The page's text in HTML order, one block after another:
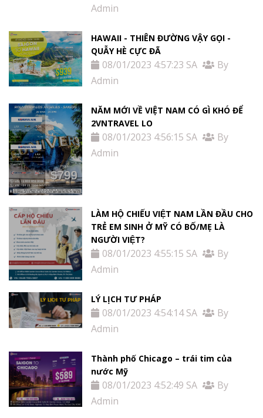
Admin
HAWAII - THIÊN ĐƯỜNG VẬY GỌI -
QUẪY HÈ CỰC ĐÃ
08/01/2023 4:57:23 SA
By
Admin
NĂM MỚI VỀ VIỆT NAM CÓ GÌ KHÓ ĐỂ
2VNTRAVEL LO
08/01/2023 4:56:15 SA
By
Admin
LÀM HỘ CHIẾU VIỆT NAM LẦN ĐẦU CHO
TRẺ EM SINH Ở MỸ CÓ BỐ/MẸ LÀ
NGƯỜI VIỆT?
08/01/2023 4:55:15 SA
By
Admin
LÝ LỊCH TƯ PHÁP
08/01/2023 4:54:14 SA
By
Admin
Thành phố Chicago – trái tim của
nước Mỹ
08/01/2023 4:52:49 SA
By
Admin